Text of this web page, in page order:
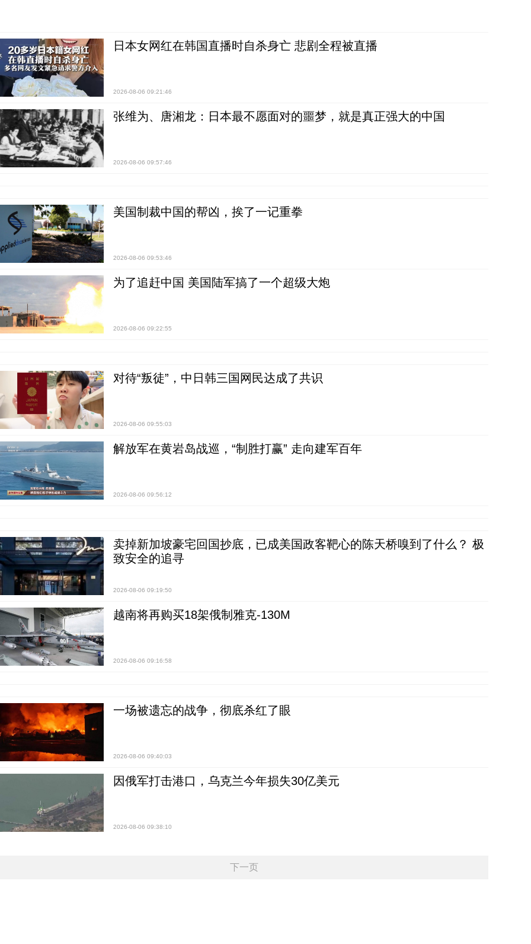
日本女网红在韩国直播时自杀身亡 悲剧全程被直播
2026-08-06 09:21:46
张维为、唐湘龙：日本最不愿面对的噩梦，就是真正强大的中国
2026-08-06 09:57:46
美国制裁中国的帮凶，挨了一记重拳
2026-08-06 09:53:46
为了追赶中国 美国陆军搞了一个超级大炮
2026-08-06 09:22:55
对待“叛徒”，中日韩三国网民达成了共识
2026-08-06 09:55:03
解放军在黄岩岛战巡，“制胜打赢” 走向建军百年
2026-08-06 09:56:12
卖掉新加坡豪宅回国抄底，已成美国政客靶心的陈天桥嗅到了什么？ 极
致安全的追寻
2026-08-06 09:19:50
越南将再购买18架俄制雅克-130M
2026-08-06 09:16:58
一场被遗忘的战争，彻底杀红了眼
2026-08-06 09:40:03
因俄军打击港口，乌克兰今年损失30亿美元
2026-08-06 09:38:10
下一页